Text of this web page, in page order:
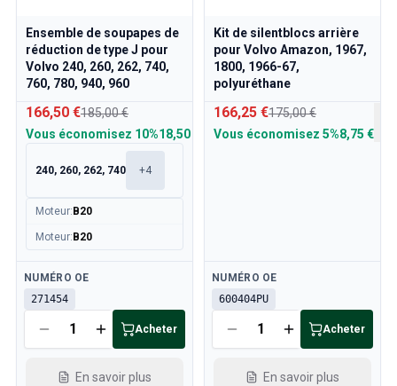
Ensemble de soupapes de
réduction de type J pour
Volvo 240, 260, 262, 740,
760, 780, 940, 960
166,50 €185,00 €
Vous économisez 10%18,50 €
240, 260, 262, 740 +4
Moteur: B20
Moteur: B20
Disponible
NUMÉRO OE
271454
Acheter
En savoir plus
Kit de silentblocs arrière
pour Volvo Amazon, 1967,
1800, 1966-67,
polyuréthane
166,25 €175,00 €
Vous économisez 5%8,75 €
Disponible
NUMÉRO OE
600404PU
Acheter
En savoir plus